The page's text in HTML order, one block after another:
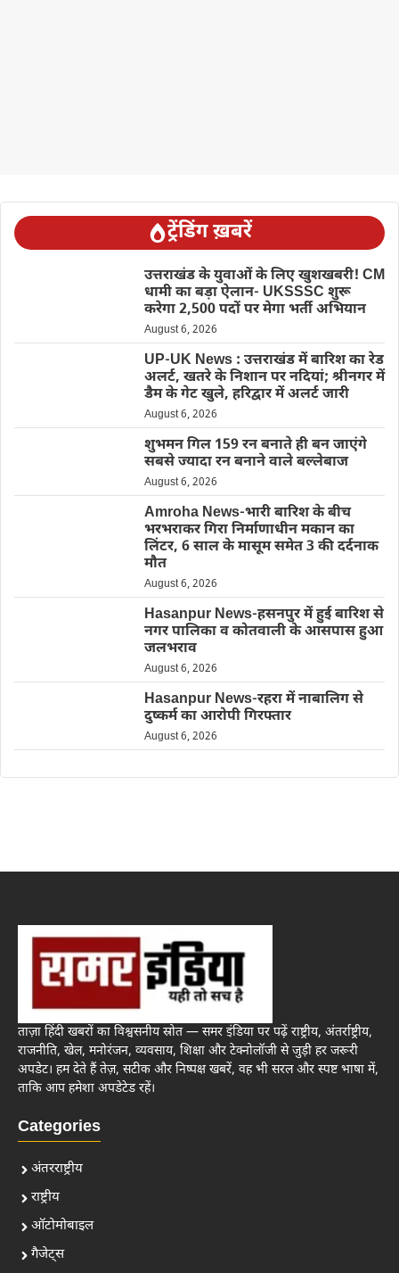
ट्रेंडिंग ख़बरें
उत्तराखंड के युवाओं के लिए खुशखबरी! CM
धामी का बड़ा ऐलान- UKSSSC शुरू
करेगा 2,500 पदों पर मेगा भर्ती अभियान
August 6, 2026
UP-UK News : उत्तराखंड में बारिश का रेड
अलर्ट, खतरे के निशान पर नदियां; श्रीनगर में
डैम के गेट खुले, हरिद्वार में अलर्ट जारी
August 6, 2026
शुभमन गिल 159 रन बनाते ही बन जाएंगे
सबसे ज्यादा रन बनाने वाले बल्लेबाज
August 6, 2026
Amroha News-भारी बारिश के बीच
भरभराकर गिरा निर्माणाधीन मकान का
लिंटर, 6 साल के मासूम समेत 3 की दर्दनाक
मौत
August 6, 2026
Hasanpur News-हसनपुर में हुई बारिश से
नगर पालिका व कोतवाली के आसपास हुआ
जलभराव
August 6, 2026
Hasanpur News-रहरा में नाबालिग से
दुष्कर्म का आरोपी गिरफ्तार
August 6, 2026
ताज़ा हिंदी खबरों का विश्वसनीय स्रोत — समर इंडिया पर पढ़ें राष्ट्रीय, अंतर्राष्ट्रीय,
राजनीति, खेल, मनोरंजन, व्यवसाय, शिक्षा और टेक्नोलॉजी से जुड़ी हर जरूरी
अपडेट। हम देते हैं तेज़, सटीक और निष्पक्ष खबरें, वह भी सरल और स्पष्ट भाषा में,
ताकि आप हमेशा अपडेटेड रहें।
Categories
अंतरराष्ट्रीय
राष्ट्रीय
ऑटोमोबाइल
गैजेट्स